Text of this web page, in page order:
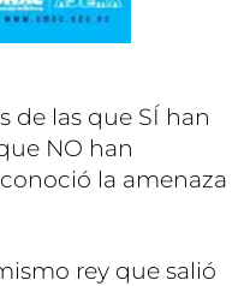
de las que SÍ han
NO han
la amenaza
rey que salió